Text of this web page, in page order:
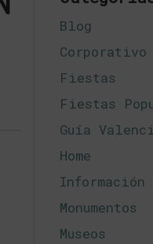
Blog
Corporativo
Fiestas
Fiestas
Guía
Home
Monumentos
Museos